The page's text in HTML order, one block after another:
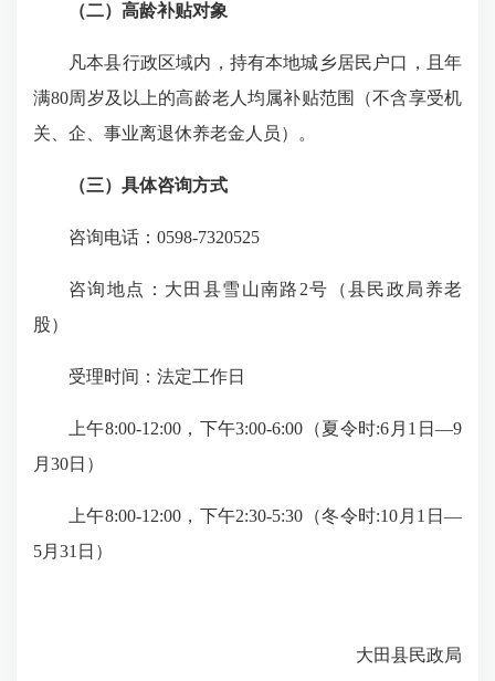
（二）高龄补贴对象
凡本县行政区域内，持有本地城乡居民户口，且年
满80周岁及以上的高龄老人均属补贴范围（不含享受机
关、企、事业离退休养老金人员）。
（三）具体咨询方式
咨询电话：0598-7320525
咨询地点：大田县雪山南路2号（县民政局养老
股）
受理时间：法定工作日
上午8:00-12:00，下午3:00-6:00（夏令时:6月1日—9
月30日）
上午8:00-12:00，下午2:30-5:30（冬令时:10月1日—
5月31日）
大田县民政局